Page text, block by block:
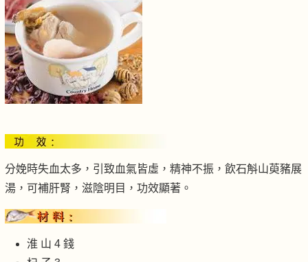
分娩時失血太多，引致血氣皆虛，精神不振，飲石斛山萸豬展
湯，可補肝腎，滋陰明目，功效顯著。
淮 山 4 錢